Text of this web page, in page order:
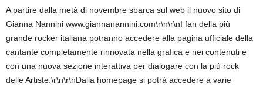
A partire dalla metà di novembre sbarca sul web il nuovo sito di
Gianna Nannini www.giannanannini.com\r\n\r\nI fan della più
grande rocker italiana potranno accedere alla pagina ufficiale della
cantante completamente rinnovata nella grafica e nei contenuti e
con una nuova sezione interattiva per dialogare con la più rock
delle Artiste.\r\n\r\nDalla homepage si potrà accedere a varie